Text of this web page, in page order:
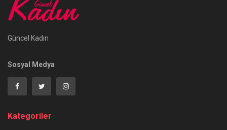
Güncel Kadın
Sosyal Medya
Kategoriler